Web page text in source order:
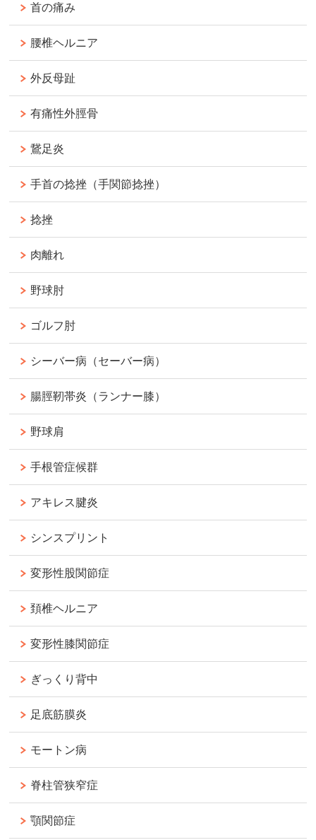
首の痛み
腰椎ヘルニア
外反母趾
有痛性外脛骨
鵞足炎
手首の捻挫（手関節捻挫）
捻挫
肉離れ
野球肘
ゴルフ肘
シーバー病（セーバー病）
腸脛靭帯炎（ランナー膝）
野球肩
手根管症候群
アキレス腱炎
シンスプリント
変形性股関節症
頚椎ヘルニア
変形性膝関節症
ぎっくり背中
足底筋膜炎
モートン病
脊柱管狭窄症
顎関節症